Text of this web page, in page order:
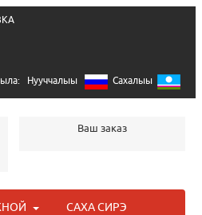
Нууччалыы Сахалыы
Ваш заказ
САХА СИРЭ